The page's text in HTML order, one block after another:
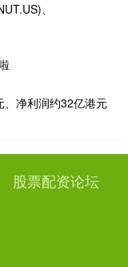
、
净利润约32亿港元
股票配资论坛